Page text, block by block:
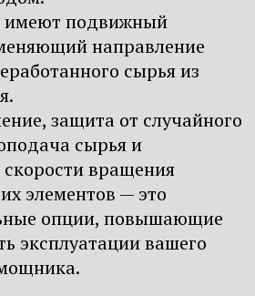
имеют подвижный
направление
сырья из
защита от случайного
сырья и
скорости вращения
элементов — это
опции, повышающие
эксплуатации вашего